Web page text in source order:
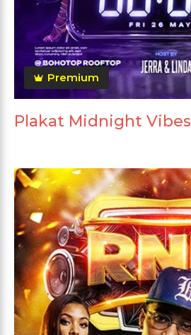
Premium
Plakat Midnight Vibes